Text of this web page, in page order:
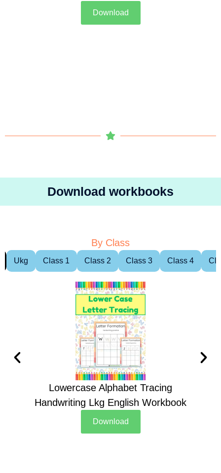
Download
Download workbooks
By Class
Ukg Class 1 Class 2 Class 3 Class 4
Lowercase Alphabet Tracing
Handwriting Lkg English Workbook
Download